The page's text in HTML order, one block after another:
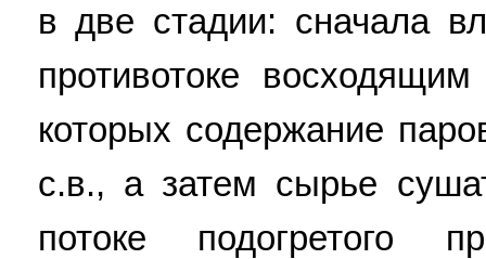
в две стадии: сначала
противотоке
которых содержание
с.в., а затем сырье
потоке подогретого